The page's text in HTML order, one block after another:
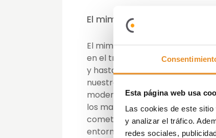
Esta página web usa
Las cookies de este
y analizar el tráfico.
redes sociales,
El mimbre: la solución
El mimbre es una fibra vegetal
en el tradicional arte de la
y hasta pasados muchos siglos
nuestro salón. Sin embargo la
modernas (fibras, plásticos,
los materiales clásicos como
cometido (son resistentes y
entorno sea visualmente más